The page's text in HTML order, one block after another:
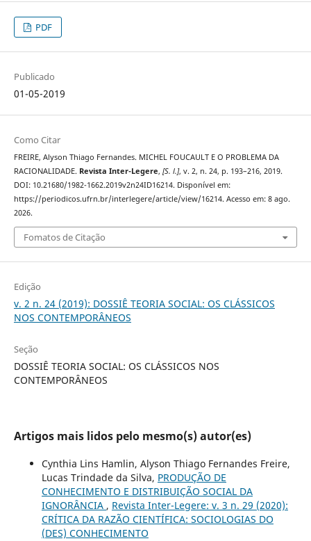
PDF
Publicado
01-05-2019
Como Citar
FREIRE, Alyson Thiago Fernandes. MICHEL FOUCAULT E O PROBLEMA DA
RACIONALIDADE. Revista Inter-Legere, [S. l.], v. 2, n. 24, p. 193–216, 2019.
DOI: 10.21680/1982-1662.2019v2n24ID16214. Disponível em:
https://periodicos.ufrn.br/interlegere/article/view/16214. Acesso em: 8 ago.
2026.
Fomatos de Citação
Edição
v. 2 n. 24 (2019): DOSSIÊ TEORIA SOCIAL: OS CLÁSSICOS
NOS CONTEMPORÂNEOS
Seção
DOSSIÊ TEORIA SOCIAL: OS CLÁSSICOS NOS
CONTEMPORÂNEOS
Artigos mais lidos pelo mesmo(s) autor(es)
Cynthia Lins Hamlin, Alyson Thiago Fernandes Freire,
Lucas Trindade da Silva, PRODUÇÃO DE
CONHECIMENTO E DISTRIBUIÇÃO SOCIAL DA
IGNORÂNCIA , Revista Inter-Legere: v. 3 n. 29 (2020):
CRÍTICA DA RAZÃO CIENTÍFICA: SOCIOLOGIAS DO
(DES) CONHECIMENTO